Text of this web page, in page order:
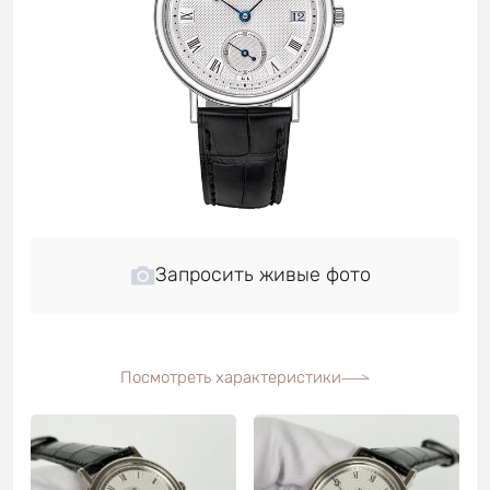
Запросить живые фото
Посмотреть характеристики